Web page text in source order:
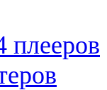
плееров